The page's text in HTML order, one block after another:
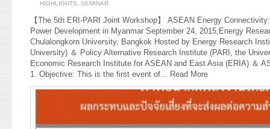
HIGHLIGHTS, SEMINAR
【The 5th ERI-PARI Joint Workshop】 ASEAN Energy
Power Development in Myanmar September 24, 2015,Energy
Chulalongkorn University, Bangkok Hosted by Energy Research
University) ＆ Policy Alternative Research Institute (PARI, the
Economic Research Institute for ASEAN and East Asia (ERIA) ＆
1. Objective: This is the first event of... Read More